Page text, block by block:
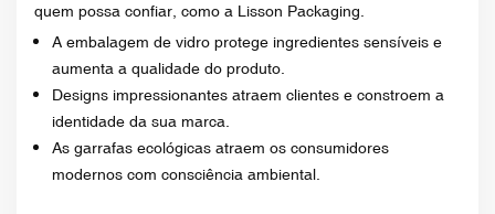
quem possa confiar, como a Lisson Packaging.
A embalagem de vidro protege ingredientes sensíveis e
aumenta a qualidade do produto.
Designs impressionantes atraem clientes e constroem a
identidade da sua marca.
As garrafas ecológicas atraem os consumidores
modernos com consciência ambiental.